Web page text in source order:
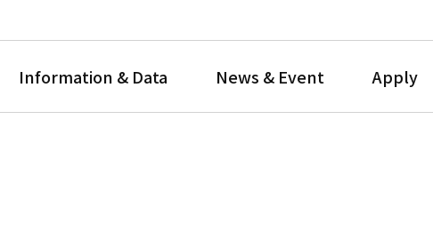
Information & Data News & Event Apply